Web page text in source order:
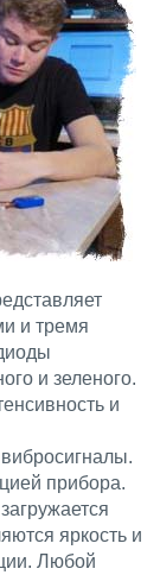
и тремя
и зеленого.
и
прибора.
яркость и
Любой